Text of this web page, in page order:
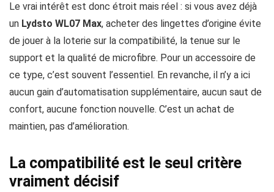
Le vrai intérêt est donc étroit mais réel : si vous avez déjà
un Lydsto WL07 Max, acheter des lingettes d’origine évite
de jouer à la loterie sur la compatibilité, la tenue sur le
support et la qualité de microfibre. Pour un accessoire de
ce type, c’est souvent l’essentiel. En revanche, il n’y a ici
aucun gain d’automatisation supplémentaire, aucun saut de
confort, aucune fonction nouvelle. C’est un achat de
maintien, pas d’amélioration.
La compatibilité est le seul critère
vraiment décisif